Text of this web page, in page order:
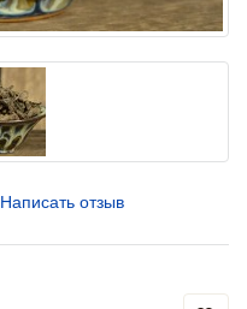
Написать отзыв